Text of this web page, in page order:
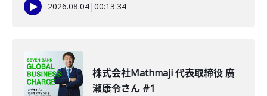
2026.08.04|00:13:34
株式会社Mathmaji 代表取締役 廣
瀬康令さん #1